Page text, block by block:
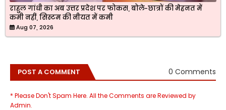
राहुल गांधी का अब उत्तर प्रदेश पर फोकस, बोले-छात्रों की मेहनत में
कमी नहीं, सिस्टम की नीयत में कमी
Aug 07, 2026
POST A COMMENT 0 Comments
* Please Don't Spam Here. All the Comments are Reviewed by
Admin.